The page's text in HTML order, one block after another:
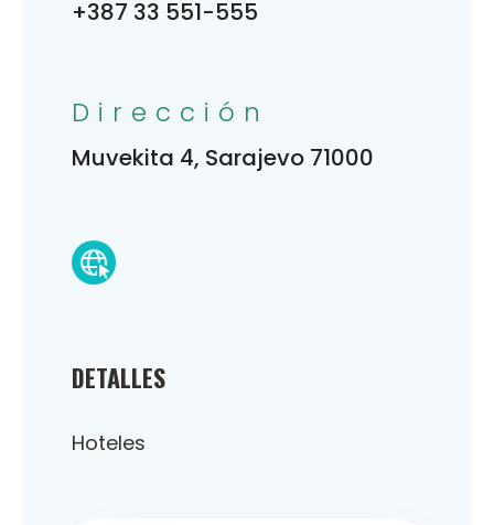
DETALLES
Hoteles
+387 33 551-555
Dirección
Muvekita 4, Sarajevo 71000